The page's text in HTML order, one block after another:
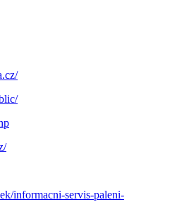
informacni-servis-paleni-